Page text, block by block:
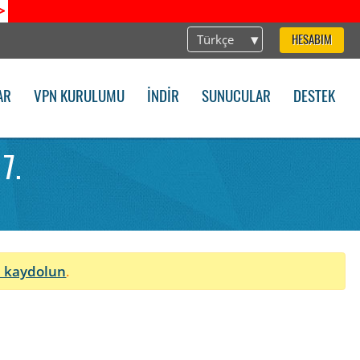
Türkçe HESABIM
VPN KURULUMU İNDIR SUNUCULAR DESTEK
kaydolun.